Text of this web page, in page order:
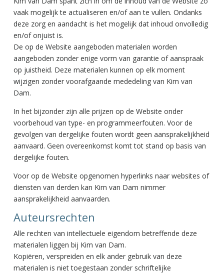
vaak mogelijk te actualiseren en/of aan te vullen. Ondanks
deze zorg en aandacht is het mogelijk dat inhoud onvolledig
en/of onjuist is.
De op de Website aangeboden materialen worden
aangeboden zonder enige vorm van garantie of aanspraak
op juistheid. Deze materialen kunnen op elk moment
wijzigen zonder voorafgaande mededeling van Kim van
Dam.
In het bijzonder zijn alle prijzen op de Website onder
voorbehoud van type- en programmeerfouten. Voor de
gevolgen van dergelijke fouten wordt geen aansprakelijkheid
aanvaard. Geen overeenkomst komt tot stand op basis van
dergelijke fouten.
Voor op de Website opgenomen hyperlinks naar websites of
diensten van derden kan Kim van Dam nimmer
aansprakelijkheid aanvaarden.
Auteursrechten
Alle rechten van intellectuele eigendom betreffende deze
materialen liggen bij Kim van Dam.
Kopiëren, verspreiden en elk ander gebruik van deze
materialen is niet toegestaan zonder schriftelijke